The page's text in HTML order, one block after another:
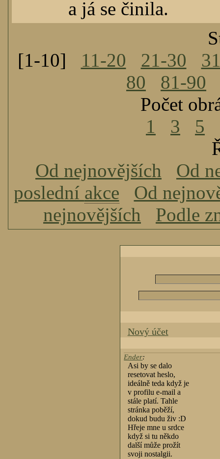
a já se činila.
[1-10] 11-20 21-30
80
81-90
Počet
1
3 5
Od nejnovějších
Od
poslední akce
Od
nejnovějších
Podle
Nový účet
Ender:
Asi by se dalo
resetovat heslo,
ideálně teda když je
v profilu e-mail a
stále platí. Tahle
stránka poběží,
dokud budu živ :D
Hřeje mne u srdce
když si tu někdo
další může prožít
svoji nostalgii.